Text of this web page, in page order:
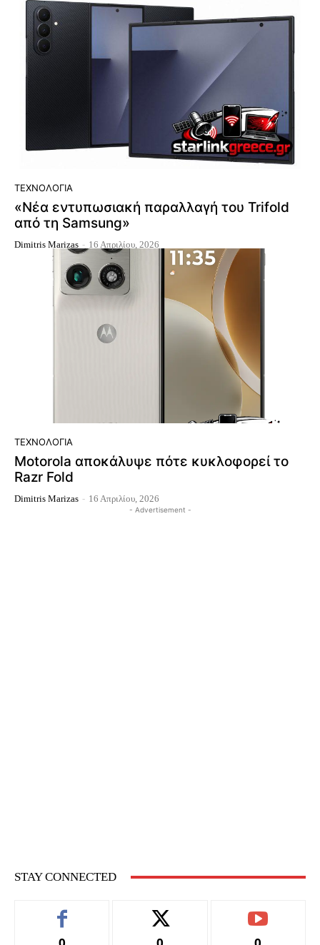
ΤΕΧΝΟΛΟΓΊΑ
«Νέα εντυπωσιακή παραλλαγή του Trifold
από τη Samsung»
Dimitris Marizas - 16 Απριλίου, 2026
ΤΕΧΝΟΛΟΓΊΑ
Motorola αποκάλυψε πότε κυκλοφορεί το
Razr Fold
Dimitris Marizas - 16 Απριλίου, 2026
- Advertisement -
STAY CONNECTED